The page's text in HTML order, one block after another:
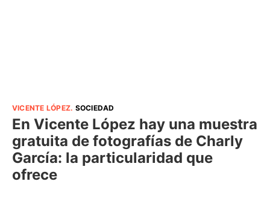
VICENTE LÓPEZ. SOCIEDAD
En Vicente López hay una muestra
gratuita de fotografías de Charly
García: la particularidad que
ofrece